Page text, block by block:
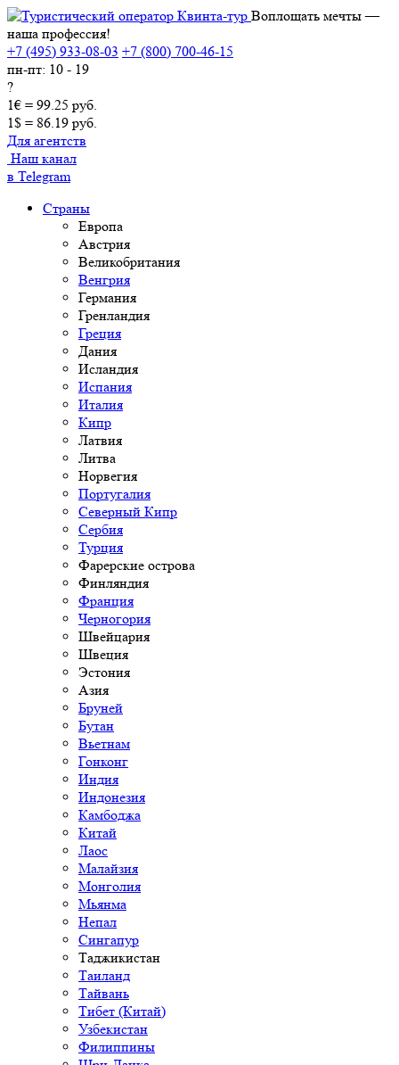
Воплощать мечты —
наша профессия!
+7 (495) 933-08-03 +7 (800) 700-46-15
пн-пт: 10 - 19
?
1€ = 99.25 руб.
1$ = 86.19 руб.
Для агентств
Наш канал
в Telegram
Страны
Европа
Австрия
Великобритания
Венгрия
Германия
Гренландия
Греция
Дания
Исландия
Испания
Италия
Кипр
Латвия
Литва
Норвегия
Португалия
Северный Кипр
Сербия
Турция
Фарерские острова
Финляндия
Франция
Черногория
Швейцария
Швеция
Эстония
Азия
Бруней
Бутан
Вьетнам
Гонконг
Индия
Индонезия
Камбоджа
Китай
Лаос
Малайзия
Монголия
Мьянма
Непал
Сингапур
Таджикистан
Таиланд
Тайвань
Тибет (Китай)
Узбекистан
Филиппины